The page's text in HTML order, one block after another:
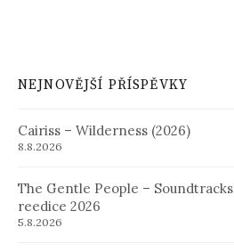
NEJNOVĚJŠÍ PŘÍSPĚVKY
Cairiss – Wilderness (2026)
8.8.2026
The Gentle People –
reedice 2026
5.8.2026